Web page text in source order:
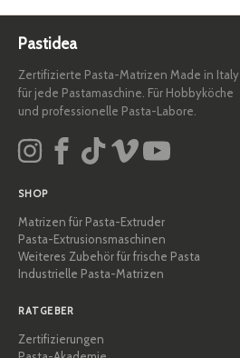
Pastidea
Zertifizierte Pasta-Matrizen Made in Italy
für jede Pastamaschine. Für Hobbyköche
und professionelle Pasta-Labore.
SHOP
Matrizen für Pasta-Extruder
Pasta-Extrusionsmaschinen
Weiteres Zubehör für frische Pasta
Industrielle Pasta-Matrizen
RATGEBER
Zertifizierungen